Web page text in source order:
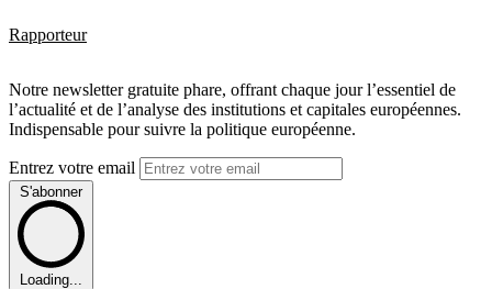
Rapporteur
Notre newsletter gratuite phare, offrant chaque jour l’essentiel de
l’actualité et de l’analyse des institutions et capitales européennes.
Indispensable pour suivre la politique européenne.
Entrez votre email
S'abonner
Loading...